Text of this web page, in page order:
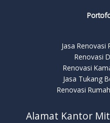
Jasa Renovasi
Renovasi
Renovasi
Jasa Tukang
Renovasi
Alamat Kantor